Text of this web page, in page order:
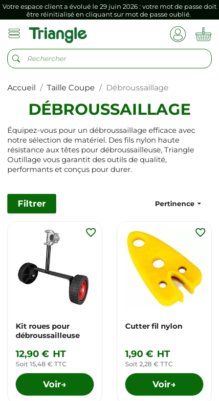
Si vous aviez mémorisé votre précédent mot de passe dans votre
vers votre nouvel espace client.
Votre espace client a évolué le 29 juin 2026 : votre mot de passe doit
être réinitialisé en cliquant sur mot de passe oublié.
vers votre nouvel espace client.
Accueil Taille Coupe Débroussaillage
DÉBROUSSAILLAGE
Équipez-vous pour un débroussaillage efficace avec
notre sélection de matériel. Des fils nylon haute
résistance aux têtes pour débroussailleuse, Triangle
Outillage vous garantit des outils de qualité,
performants et conçus pour durer.
Filtrer Pertinence
Kit roues pour
débroussailleuse
12,90 € HT
Soit 15,48 € TTC
Voir→
favorite_border
Cutter fil nylon
1,90 € HT
Soit 2,28 € TTC
Voir→
favorite_border